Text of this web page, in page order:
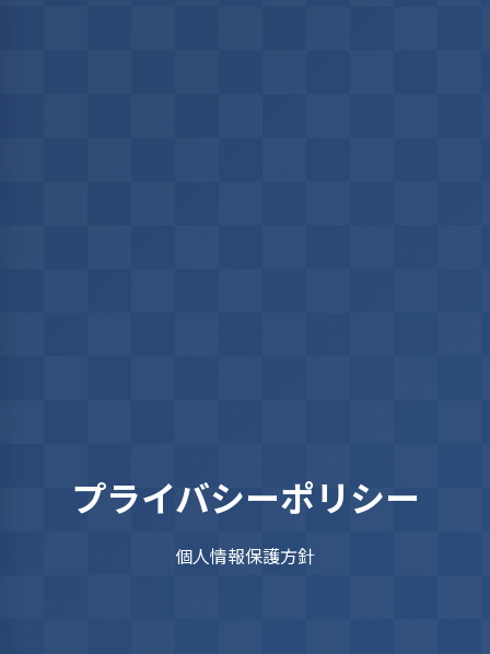
プライバシーポリシー
個人情報保護方針